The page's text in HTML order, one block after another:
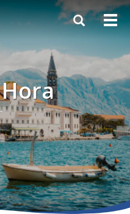
Toggle
navigation